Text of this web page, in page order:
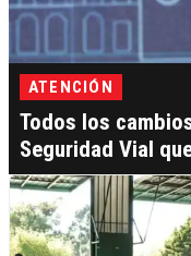
ATENCIÓN
Todos los
Seguridad Vial